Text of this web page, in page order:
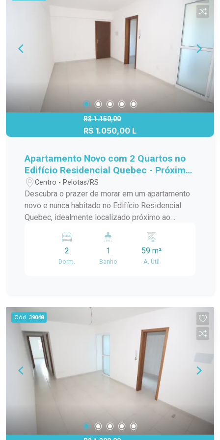
R$ 1.150,00
R$ 1.050,00 L
Apartamento Novo com 2 Quartos no
Edifício Residencial Quebec - Próximo
ao Campus UFPel Porto
Centro - Pelotas/RS
Descubra o prazer de morar em um apartamento
novo e nunca habitado no Edifício Residencial
Quebec, idealmente localizado próximo ao
quem busca um lar moderno e confortável, com
todas as facilidades de um condomínio recém-
construído. Detalhes do Apartamento: - Dois
extra para trabalho ou estudos. - Sala Ampla e
Iluminada: Com piso frio, a sala é um ambiente
perfeito para relaxar e receber visitas,
beneficiada por grande iluminação natural. -
Cozinha Prática: Equipada com piso frio, a
cozinha oferece um espaço eficiente para o
preparo de refeições e organização do dia a dia. -
Área de Serviço Separada: Localizada de forma
Banheiro com Box de Vidro: Moderno e fácil de
2
Dorm.
1
Banho
59 m²
A. Útil
Cód. 39048